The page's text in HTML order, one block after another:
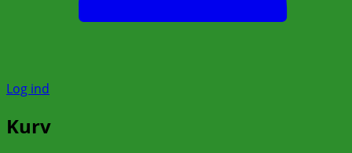
Log ind
Kurv